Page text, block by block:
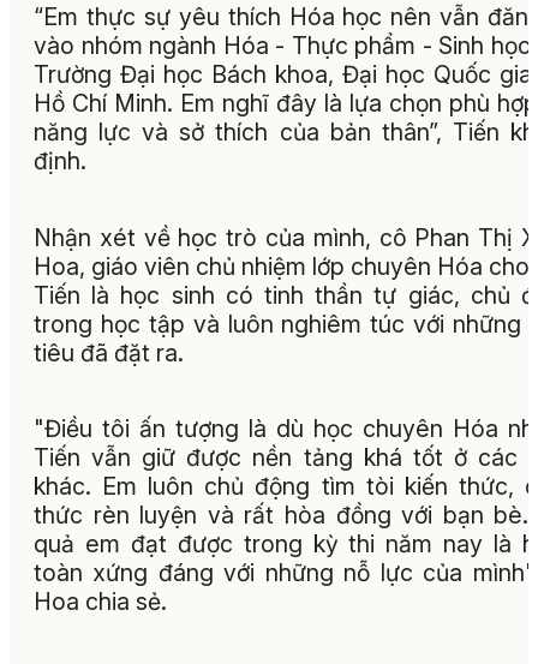
“Em thực sự yêu thích Hóa học nên vẫn
vào nhóm ngành Hóa - Thực phẩm - Sinh học
Trường Đại học Bách khoa, Đại học Quốc gia
Hồ Chí Minh. Em nghĩ đây là lựa chọn phù
năng lực và sở thích của bản thân”, Tiến
định.
Nhận xét về học trò của mình, cô Phan Thị
Hoa, giáo viên chủ nhiệm lớp chuyên Hóa cho
Tiến là học sinh có tinh thần tự giác, chủ
trong học tập và luôn nghiêm túc với những
tiêu đã đặt ra.
"Điều tôi ấn tượng là dù học chuyên Hóa
Tiến vẫn giữ được nền tảng khá tốt ở các
khác. Em luôn chủ động tìm tòi kiến thức,
thức rèn luyện và rất hòa đồng với bạn bè.
quả em đạt được trong kỳ thi năm nay là
toàn xứng đáng với những nỗ lực của
Hoa chia sẻ.